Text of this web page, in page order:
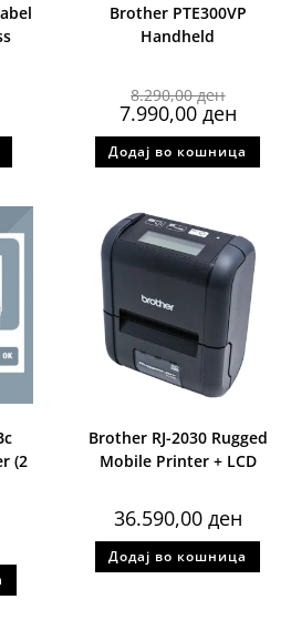
Brother PTE300VP
Handheld
8.290,00ден
7.990,00ден
Додај во кошница
(2
Brother RJ-2030 Rugged
Mobile Printer + LCD
36.590,00 ден
Додај во кошница